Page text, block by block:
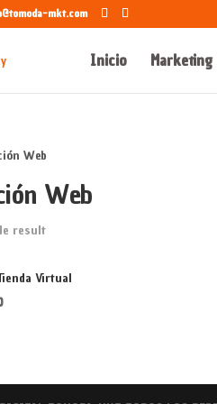
mkt.com
Inicio
Web
Web
result
Virtual
Current